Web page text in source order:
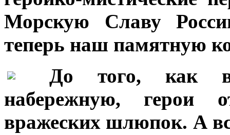
Морскую Славу
теперь наш памятную
До того, как
набережную, герои
вражеских шлюпок. А